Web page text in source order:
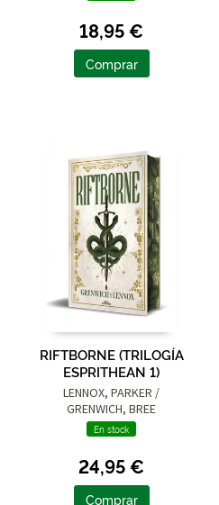
18,95 €
Comprar
RIFTBORNE (TRILOGÍA
ESPRITHEAN 1)
LENNOX, PARKER /
GRENWICH, BREE
En stock
24,95 €
Comprar